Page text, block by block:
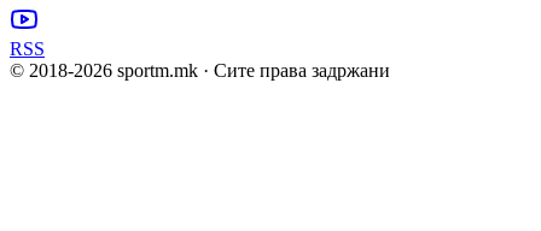
RSS
© 2018-2026 sportm.mk · Сите права задржани